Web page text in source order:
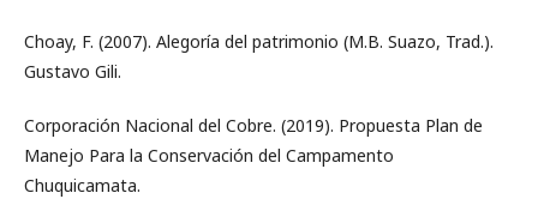
Choay, F. (2007). Alegoría del patrimonio (M.B. Suazo, Trad.).
Gustavo Gili.
Corporación Nacional del Cobre. (2019). Propuesta Plan de
Manejo Para la Conservación del Campamento
Chuquicamata.